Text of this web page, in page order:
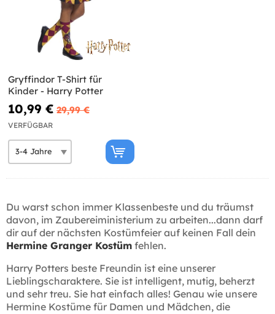
Gryffindor T-Shirt für
Kinder - Harry Potter
10,99 € 29,99 €
VERFÜGBAR
Du warst schon immer Klassenbeste und du träumst
davon, im Zaubereiministerium zu arbeiten...dann darf
dir auf der nächsten Kostümfeier auf keinen Fall dein
Hermine Granger Kostüm fehlen.
Harry Potters beste Freundin ist eine unserer
Lieblingscharaktere. Sie ist intelligent, mutig, beherzt
und sehr treu. Sie hat einfach alles! Genau wie unsere
Hermine Kostüme für Damen und Mädchen, die